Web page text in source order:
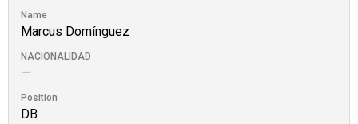
Name
Marcus Domínguez
NACIONALIDAD
—
Position
DB